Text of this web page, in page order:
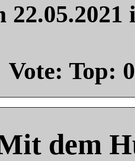
Vote: Top: 0
dem